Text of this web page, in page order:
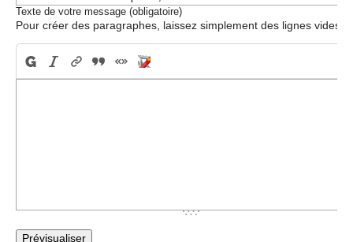
Texte de votre message (obligatoire)
Pour créer des paragraphes, laissez simplement des lignes vides.